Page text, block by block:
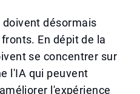
doivent désormais
En dépit de la
se concentrer sur
l'IA qui peuvent
l'expérience